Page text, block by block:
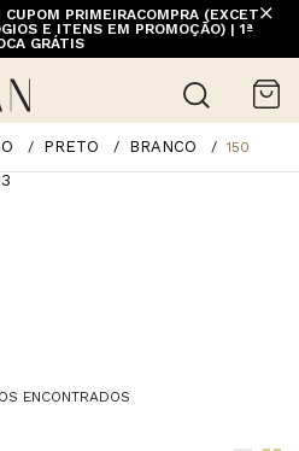
PRIMEIRACOMPRA (EXCETO
E ITENS EM PROMOÇÃO) | 1ª
GRÁTIS
PRETO BRANCO 150
ENCONTRADOS